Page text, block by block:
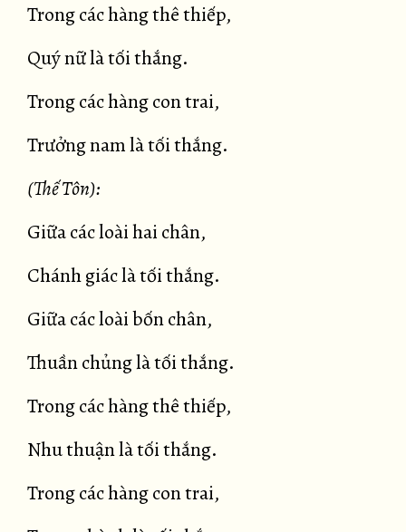
Trong các hàng thê thiếp,
Quý nữ là tối thắng.
Trong các hàng con trai,
Trưởng nam là tối thắng.
(Thế Tôn):
Giữa các loài hai chân,
Chánh giác là tối thắng.
Giữa các loài bốn chân,
Thuần chủng là tối thắng.
Trong các hàng thê thiếp,
Nhu thuận là tối thắng.
Trong các hàng con trai,